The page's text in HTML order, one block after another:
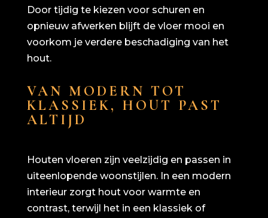
Door tijdig te kiezen voor schuren en
opnieuw afwerken blijft de vloer mooi en
voorkom je verdere beschadiging van het
hout.
VAN MODERN TOT
KLASSIEK, HOUT PAST
ALTIJD
Houten vloeren zijn veelzijdig en passen in
uiteenlopende woonstijlen. In een modern
interieur zorgt hout voor warmte en
contrast, terwijl het in een klassiek of